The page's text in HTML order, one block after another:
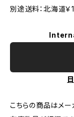
別途送料：北海道
こちらの商品はメー